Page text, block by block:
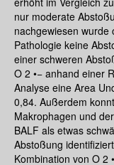
nur moderate
nachgewiesen wurde
Pathologie keine
einer schweren
O 2 •− anhand einer
Analyse eine Area
0,84. Außerdem
Makrophagen und
BALF als etwas
Abstoßung
Kombination von O 2